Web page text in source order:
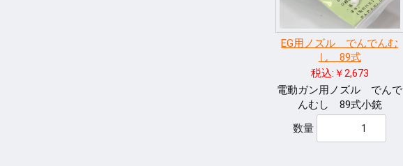
EG用ノズル でんでんむ
し 89式
税込:￥2,673
電動ガン用ノズル でんで
んむし 89式小銃
数量